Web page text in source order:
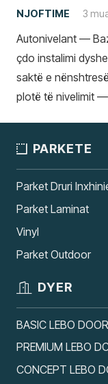
NJOFTIME 3
Autonivelant —
çdo instalimi
saktë e
plotë të nivelimit
PARKETE
Parket Druri
Parket Laminat
Vinyl
Parket Outdoor
DYER
BASIC LEBO
PREMIUM LEBO
CONCEPT LEBO